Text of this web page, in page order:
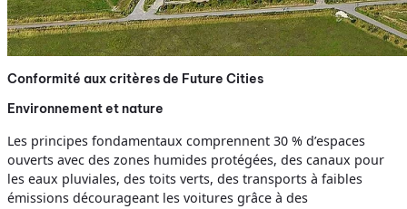
Conformité aux critères de Future Cities
Environnement et nature
Les principes fondamentaux comprennent 30 % d’espaces
ouverts avec des zones humides protégées, des canaux pour
les eaux pluviales, des toits verts, des transports à faibles
émissions décourageant les voitures grâce à des